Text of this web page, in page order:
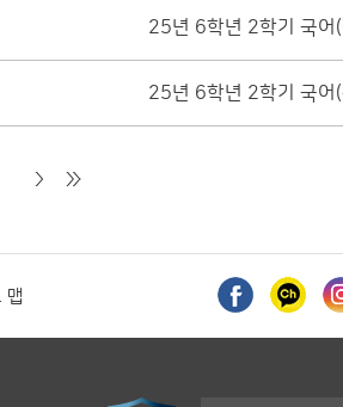
25년 6학년 2학기 국어
25년 6학년 2학기 국어
맵